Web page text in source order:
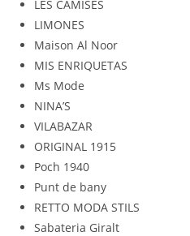
LES CAMISES
LIMONES
Maison Al Noor
MIS ENRIQUETAS
Ms Mode
NINA’S
VILABAZAR
ORIGINAL 1915
Poch 1940
Punt de bany
RETTO MODA STILS
Sabateria Giralt